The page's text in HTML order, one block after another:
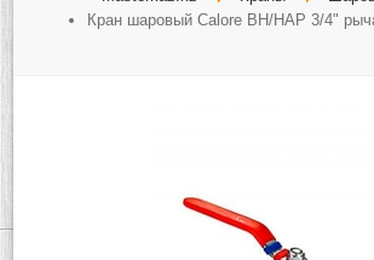
Кран шаровый Calore ВН/НАР 3/4"